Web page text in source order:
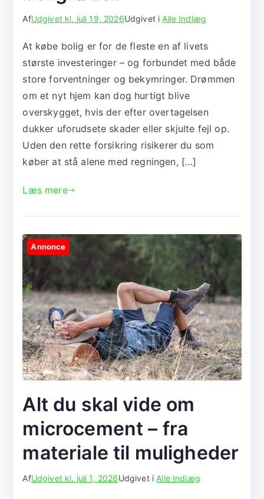
AfUdgivet kl. juli 19, 2026Udgivet iAlle Indlæg
At købe bolig er for de fleste en af livets
største investeringer – og forbundet med både
store forventninger og bekymringer. Drømmen
om et nyt hjem kan dog hurtigt blive
overskygget, hvis der efter overtagelsen
dukker uforudsete skader eller skjulte fejl op.
Uden den rette forsikring risikerer du som
køber at stå alene med regningen, […]
Læs mere
Annonce
Alt du skal vide om
microcement – fra
materiale til muligheder
AfUdgivet kl. juli 1, 2026Udgivet iAlle Indlæg